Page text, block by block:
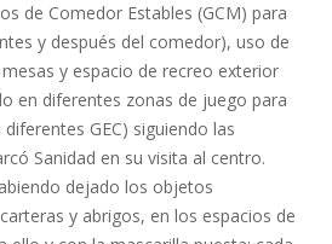
de Comedor Estables (GCM) para
y después del comedor), uso de
y espacio de recreo exterior
en diferentes zonas de juego para
GEC) siguiendo las
Sanidad en su visita al centro.
dejado los objetos
y abrigos, en los espacios de